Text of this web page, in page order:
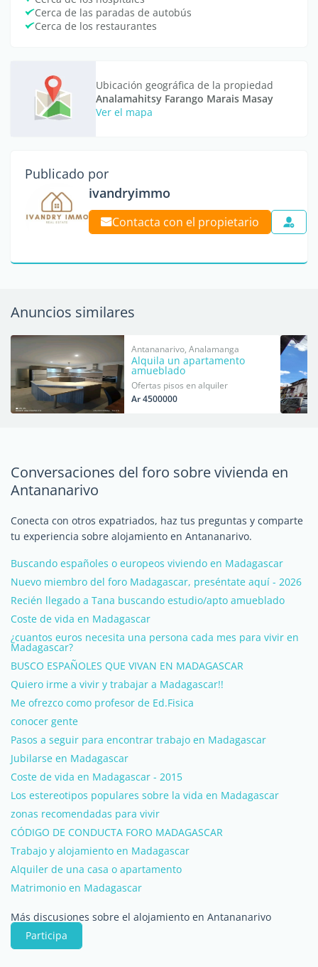
Cerca de las paradas de autobús
Cerca de los restaurantes
Ubicación geográfica de la propiedad
Analamahitsy Farango Marais Masay
Ver el mapa
Publicado por
ivandryimmo
Contacta con el propietario
Anuncios similares
Antananarivo, Analamanga
Alquila un apartamento
amueblado
Ofertas pisos en alquiler
Ar 4500000
Conversaciones del foro sobre vivienda en
Antananarivo
Conecta con otros expatriados, haz tus preguntas y comparte
tu experiencia sobre alojamiento en Antananarivo.
Buscando españoles o europeos viviendo en Madagascar
Nuevo miembro del foro Madagascar, preséntate aquí - 2026
Recién llegado a Tana buscando estudio/apto amueblado
Coste de vida en Madagascar
¿cuantos euros necesita una persona cada mes para vivir en
Madagascar?
BUSCO ESPAÑOLES QUE VIVAN EN MADAGASCAR
Quiero irme a vivir y trabajar a Madagascar!!
Me ofrezco como profesor de Ed.Fisica
conocer gente
Pasos a seguir para encontrar trabajo en Madagascar
Jubilarse en Madagascar
Coste de vida en Madagascar - 2015
Los estereotipos populares sobre la vida en Madagascar
zonas recomendadas para vivir
CÓDIGO DE CONDUCTA FORO MADAGASCAR
Trabajo y alojamiento en Madagascar
Alquiler de una casa o apartamento
Matrimonio en Madagascar
Más discusiones sobre el alojamiento en Antananarivo
Participa